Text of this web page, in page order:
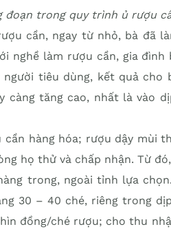
đoạn trong quy trình ủ rượu
cần, ngay từ nhỏ, bà đã
nghề làm rượu cần, gia đình
tiêu dùng, kết quả cho
càng tăng cao, nhất là vào
cần hàng hóa; rượu dậy mùi
họ thử và chấp nhận. Từ
trong, ngoài tỉnh lựa
30 – 40 ché, riêng trong
đồng/ché rượu; cho thu